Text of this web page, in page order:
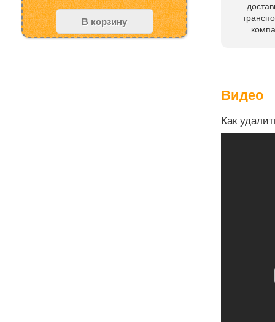
Видео
Как
В корзину